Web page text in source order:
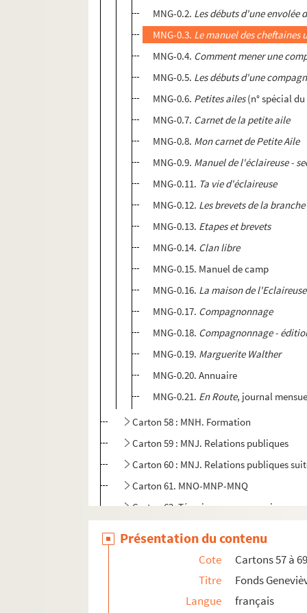
MNG-0.2. Les débuts d'une envolée
MNG-0.3. Le manuel des cheftaines
MNG-0.4. Comment mener une
MNG-0.5. Les débuts d'une
MNG-0.6. Petites ailes(n° spécial du
MNG-0.7. Carnet de la petite aile
MNG-0.8. Mon carnet de Petite Aile
MNG-0.9. Manuel de l'éclaireuse -
MNG-0.11. Ta vie d'éclaireuse
MNG-0.12. Les brevets de la
MNG-0.13. Etapes et brevets
MNG-0.14. Clan libre
MNG-0.15. Manuel de camp
MNG-0.16. La maison de l'Eclaireuse
MNG-0.17. Compagnonnage
MNG-0.18. Compagnonnage -
MNG-0.19. Marguerite Walther
MNG-0.20. Annuaire
MNG-0.21. En Route, journal
Carton 58 : MNH. Formation
Carton 59 : MNJ. Relations publiques
Carton 60 : MNJ. Relations publiques
Carton 61. MNO-MNP-MNQ
Carton 62. Témoignages, souvenirs
Présentation du contenu
Cote
Cartons 57 à
Titre
Fonds
Langue
français